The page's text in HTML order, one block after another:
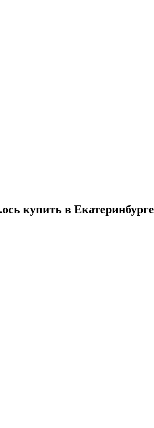
купить в Екатеринбурге